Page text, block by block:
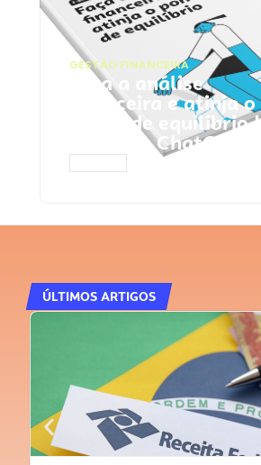
GESTÃO FINANCEIRA
Faça a análise
financeira e atinja o
ponto de equilíbrio |
Prompts ChatGPT
ÚLTIMOS ARTIGOS